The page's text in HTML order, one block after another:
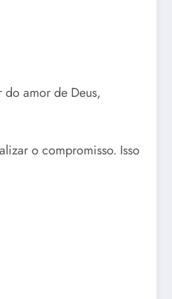
do amor de Deus,
o compromisso. Isso